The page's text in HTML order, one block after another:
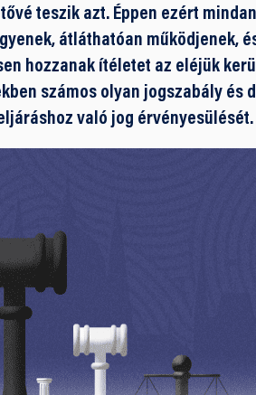
teszik azt. Éppen ezért
átláthatóan működjenek,
hozzanak ítéletet az eléjük
számos olyan jogszabály és
való jog érvényesülését.